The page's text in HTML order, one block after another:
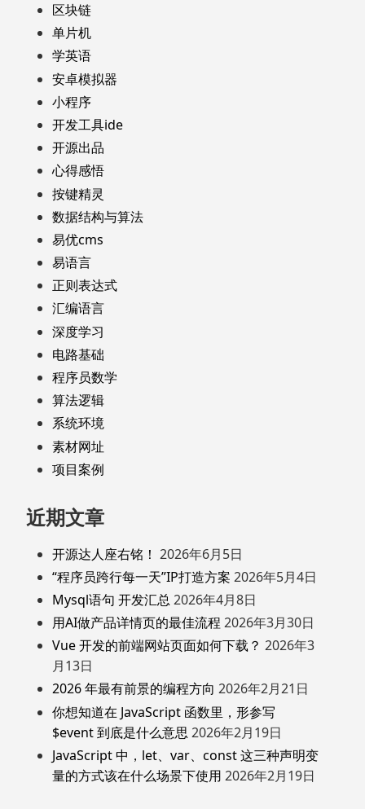
区块链
单片机
学英语
安卓模拟器
小程序
开发工具ide
开源出品
心得感悟
按键精灵
数据结构与算法
易优cms
易语言
正则表达式
汇编语言
深度学习
电路基础
程序员数学
算法逻辑
系统环境
素材网址
项目案例
近期文章
开源达人座右铭！ 2026年6月5日
“程序员跨行每一天”IP打造方案 2026年5月4日
Mysql语句 开发汇总 2026年4月8日
用AI做产品详情页的最佳流程 2026年3月30日
Vue 开发的前端网站页面如何下载？ 2026年3
月13日
2026 年最有前景的编程方向 2026年2月21日
你想知道在 JavaScript 函数里，形参写
$event 到底是什么意思 2026年2月19日
JavaScript 中，let、var、const 这三种声明变
量的方式该在什么场景下使用 2026年2月19日